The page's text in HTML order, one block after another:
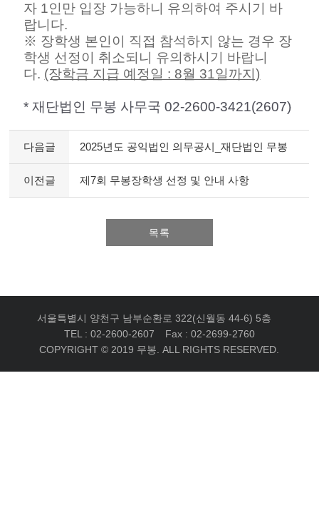
자 1인만 입장 가능하니 유의하여 주시기 바
랍니다.
※ 장학생 본인이 직접 참석하지 않는 경우 장
학생 선정이 취소되니 유의하시기 바랍니
다. (장학금 지급 예정일 : 8월 31일까지)
* 재단법인 무봉 사무국 02-2600-3421(2607)
다음글 2025년도 공익법인 의무공시_재단법인 무봉
이전글 제7회 무봉장학생 선정 및 안내 사항
목록
서울특별시 양천구 남부순환로 322(신월동 44-6) 5층
TEL : 02-2600-2607
Fax : 02-2699-2760
COPYRIGHT © 2019 무봉. ALL RIGHTS RESERVED.